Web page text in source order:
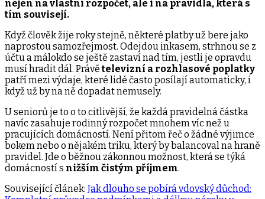
nejen na vlastní rozpočet, ale i na pravidla, která s
tím souvisejí.
Když člověk žije roky stejně, některé platby už bere jako
naprostou samozřejmost. Odejdou inkasem, strhnou se z
účtu a málokdo se ještě zastaví nad tím, jestli je opravdu
musí hradit dál. Právětelevizní a rozhlasové poplatky
patří mezi výdaje, které lidé často posílají automaticky, i
když už by na ně dopadat nemusely.
U seniorů je to o to citlivější, že každá pravidelná částka
navíc zasahuje rodinný rozpočet mnohem víc než u
pracujících domácností. Není přitom řeč o žádné výjimce
bokem nebo o nějakém triku, který by balancoval na hraně
pravidel. Jde o běžnou zákonnou možnost, která se týká
domácností s nižším čistým příjmem.
Související článek: Jak dlouho se pobírá vdovský důchod: